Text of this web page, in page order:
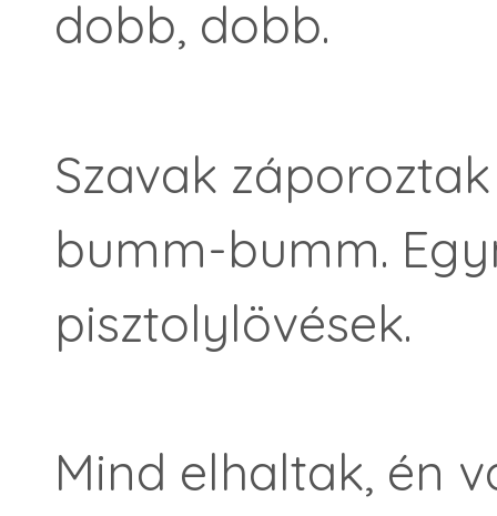
dobb, dobb.
Szavak
bumm-bumm.
pisztolylövések.
Mind elhaltak, én